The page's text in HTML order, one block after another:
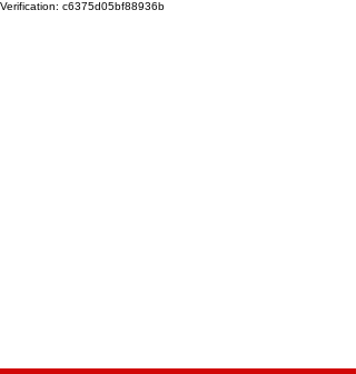
Verification: c6375d05bf88936b